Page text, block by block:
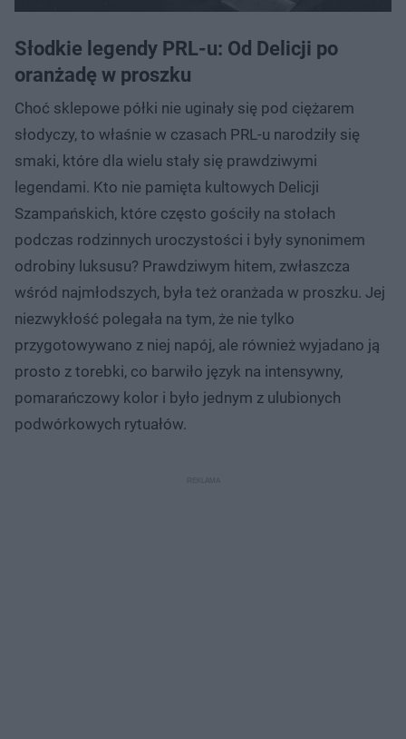
Słodkie legendy PRL-u: Od Delicji po
oranżadę w proszku
Choć sklepowe półki nie uginały się pod ciężarem
słodyczy, to właśnie w czasach PRL-u narodziły się
smaki, które dla wielu stały się prawdziwymi
legendami. Kto nie pamięta kultowych Delicji
Szampańskich, które często gościły na stołach
podczas rodzinnych uroczystości i były synonimem
odrobiny luksusu? Prawdziwym hitem, zwłaszcza
wśród najmłodszych, była też oranżada w proszku. Jej
niezwykłość polegała na tym, że nie tylko
przygotowywano z niej napój, ale również wyjadano ją
prosto z torebki, co barwiło język na intensywny,
pomarańczowy kolor i było jednym z ulubionych
podwórkowych rytuałów.